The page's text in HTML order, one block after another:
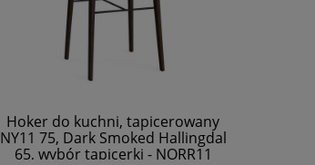
Hoker do kuchni, tapicerowany
NY11 75, Dark Smoked Hallingdal
65, wybór tapicerki - NORR11